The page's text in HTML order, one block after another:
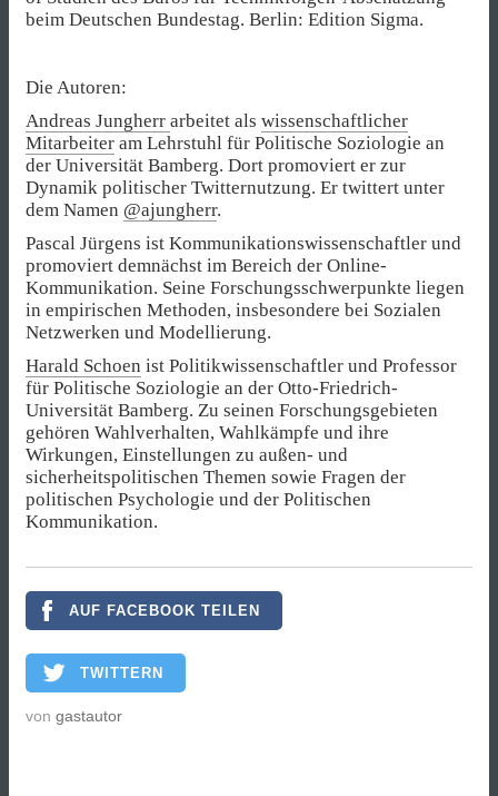
beim Deutschen Bundestag. Berlin: Edition Sigma.
Die Autoren:
Andreas Jungherr arbeitet als wissenschaftlicher
Mitarbeiter am Lehrstuhl für Politische Soziologie an
der Universität Bamberg. Dort promoviert er zur
Dynamik politischer Twitternutzung. Er twittert unter
dem Namen @ajungherr.
Pascal Jürgens ist Kommunikationswissenschaftler und
promoviert demnächst im Bereich der Online-
Kommunikation. Seine Forschungsschwerpunkte liegen
in empirischen Methoden, insbesondere bei Sozialen
Netzwerken und Modellierung.
Harald Schoen ist Politikwissenschaftler und Professor
für Politische Soziologie an der Otto-Friedrich-
Universität Bamberg. Zu seinen Forschungsgebieten
gehören Wahlverhalten, Wahlkämpfe und ihre
Wirkungen, Einstellungen zu außen- und
sicherheitspolitischen Themen sowie Fragen der
politischen Psychologie und der Politischen
Kommunikation.
AUF FACEBOOK TEILEN
TWITTERN
von gastautor